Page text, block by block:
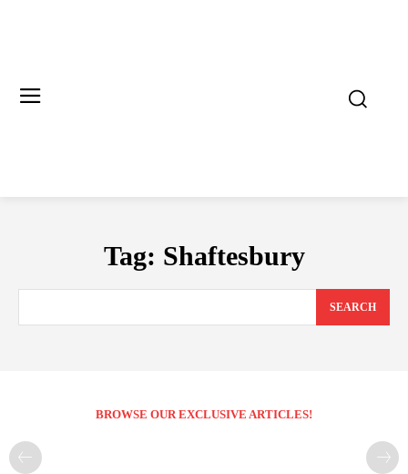
Tag: Shaftesbury
SEARCH
BROWSE OUR EXCLUSIVE ARTICLES!